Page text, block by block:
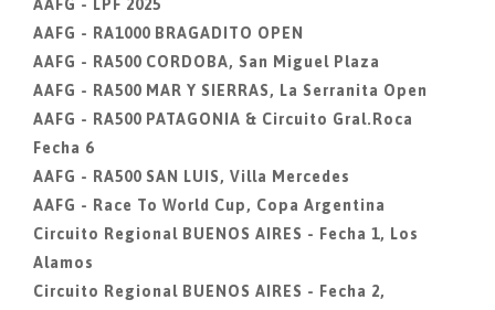
AAFG - LPF 2025
AAFG - RA1000 BRAGADITO OPEN
AAFG - RA500 CORDOBA, San Miguel Plaza
AAFG - RA500 MAR Y SIERRAS, La Serranita Open
AAFG - RA500 PATAGONIA & Circuito Gral.Roca
Fecha 6
AAFG - RA500 SAN LUIS, Villa Mercedes
AAFG - Race To World Cup, Copa Argentina
Circuito Regional BUENOS AIRES - Fecha 1, Los
Alamos
Circuito Regional BUENOS AIRES - Fecha 2,